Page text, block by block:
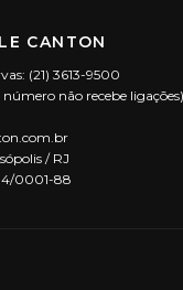
CANTON
(21) 3613-9500
não recebe
/ RJ
0001-88